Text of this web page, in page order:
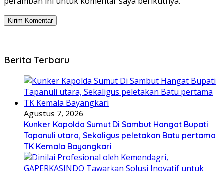
Berita Terbaru
Agustus 7, 2026
Kunker Kapolda Sumut Di Sambut Hangat Bupati
Tapanuli utara, Sekaligus peletakan Batu pertama
TK Kemala Bayangkari